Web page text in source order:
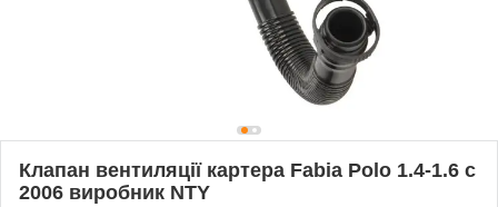
Клапан вентиляції картера Fabia Polo 1.4-1.6 с
2006 виробник NTY